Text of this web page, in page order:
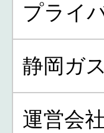
プライ
静岡ガ
運営会